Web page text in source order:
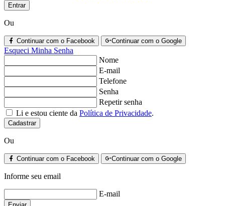
Entrar
Ou
Continuar com o Facebook Continuar com o Google
Esqueci Minha Senha
Nome
E-mail
Telefone
Senha
Repetir senha
Li e estou ciente da Política de Privacidade.
Cadastrar
Ou
Continuar com o Facebook Continuar com o Google
Informe seu email
E-mail